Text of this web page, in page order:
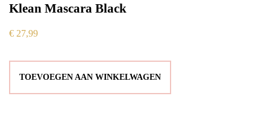
Klean Mascara Black
€ 27,99
TOEVOEGEN AAN WINKELWAGEN